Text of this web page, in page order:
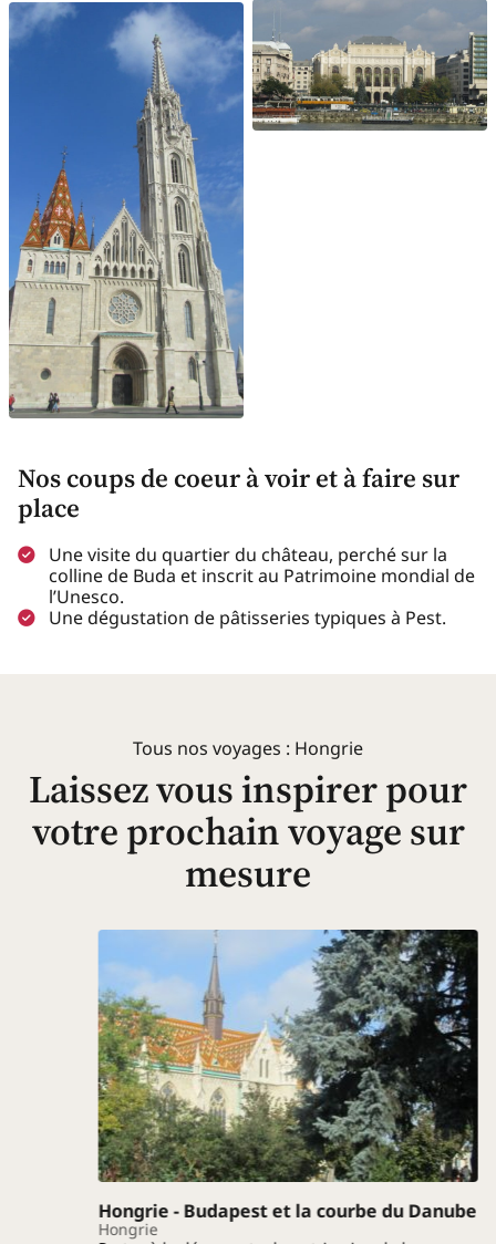
Nos coups de coeur à voir et à faire sur
place
Une visite du quartier du château, perché sur la
colline de Buda et inscrit au Patrimoine mondial de
l’Unesco.
Une dégustation de pâtisseries typiques à Pest.
Tous nos voyages : Hongrie
Laissez vous inspirer pour
votre prochain voyage sur
mesure
Hongrie - Budapest et la courbe du Danube
Hongrie